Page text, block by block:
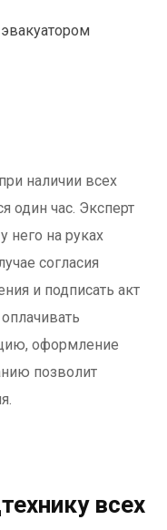
наличии всех
один час. Эксперт
него на руках
согласия
и подписать акт
оформление
позволит
всех